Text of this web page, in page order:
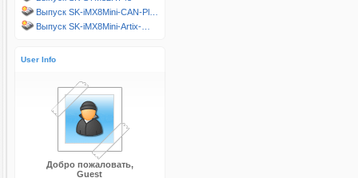
Выпуск SK-iMX8Mini-CAN-Pl…
Выпуск SK-iMX8Mini-Artix-…
User Info
Добро пожаловать,
Guest